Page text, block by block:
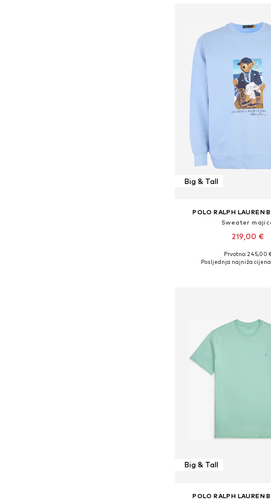
Big & Tall
POLO RALPH LAUREN
Sweater
219,00 €
Dostupne veličine: 4XL,
Prvotno: 245,00
Posljednja najniža cijena:
Big & Tall
POLO RALPH LAUREN